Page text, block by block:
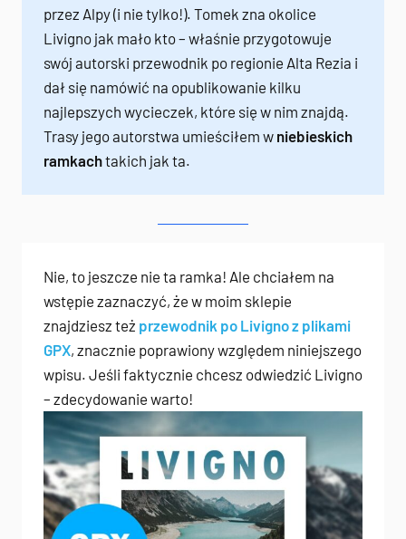
przez Alpy (i nie tylko!). Tomek zna okolice
Livigno jak mało kto – właśnie przygotowuje
swój autorski przewodnik po regionie Alta Rezia i
dał się namówić na opublikowanie kilku
najlepszych wycieczek, które się w nim znajdą.
Trasy jego autorstwa umieściłem w niebieskich
ramkachtakich jak ta.
Nie, to jeszcze nie ta ramka! Ale chciałem na
wstępie zaznaczyć, że w moim sklepie
znajdziesz też przewodnik po Livigno z plikami
GPX, znacznie poprawiony względem niniejszego
wpisu. Jeśli faktycznie chcesz odwiedzić Livigno
– zdecydowanie warto!